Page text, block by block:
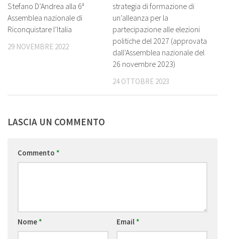
Stefano D’Andrea alla 6ª
Assemblea nazionale di
Riconquistare l’Italia
29 NOVEMBRE 2022
strategia di formazione di
un’alleanza per la
partecipazione alle elezioni
politiche del 2027 (approvata
dall’Assemblea nazionale del
26 novembre 2023)
24 OTTOBRE 2023
LASCIA UN COMMENTO
Commento *
Nome* Email*